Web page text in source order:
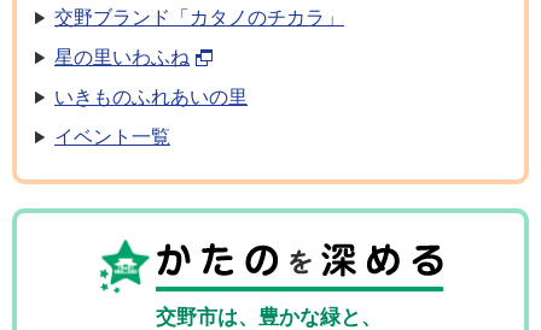
交野ブランド「カタノのチカラ」
星の里いわふね
いきものふれあいの里
イベント一覧
交野市は、豊かな緑と、